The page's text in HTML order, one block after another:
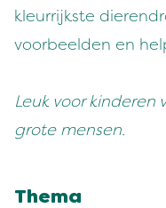
kleurrijkste
voorbeelden en
Leuk voor
grote mensen.
Thema